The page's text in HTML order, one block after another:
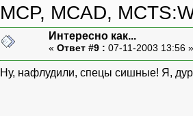
MCP, MCAD,
Интересно как...
« Ответ #9 : 07-11-2003 13:56
Ну, нафлудили, спецы сишные! Я,